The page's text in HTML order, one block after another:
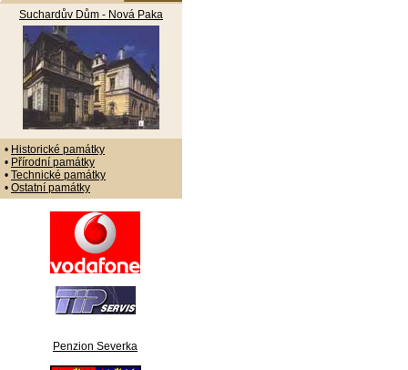
Suchardův Dům - Nová Paka
• Historické památky
• Přírodní památky
• Technické památky
• Ostatní památky
Penzion Severka